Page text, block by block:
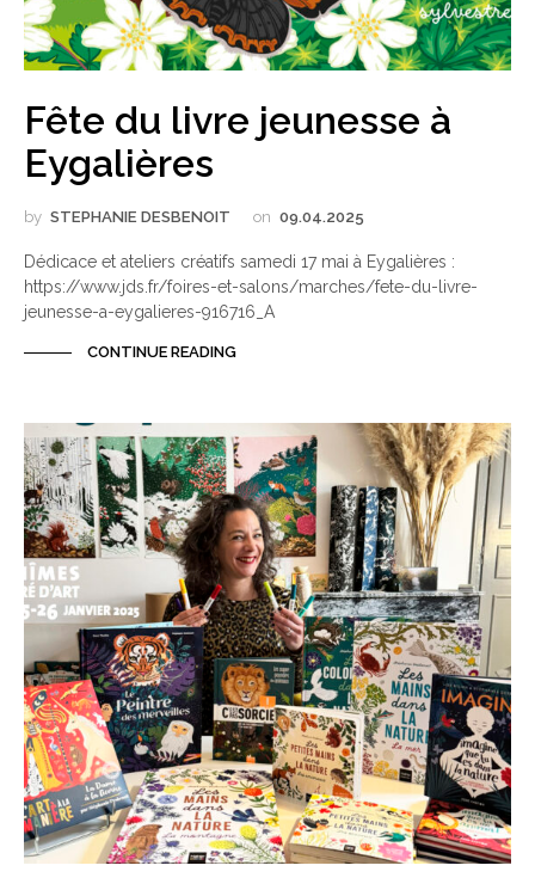
Fête du livre jeunesse à
Eygalières
by STEPHANIE DESBENOIT on 09.04.2025
Dédicace et ateliers créatifs samedi 17 mai à Eygalières :
https://www.jds.fr/foires-et-salons/marches/fete-du-livre-
jeunesse-a-eygalieres-916716_A
CONTINUE READING